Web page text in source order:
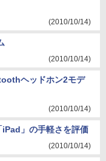
(2010/10/14)
(2010/10/14)
ヘッドホン2モデ
(2010/10/14)
」の手軽さを評価
(2010/10/14)